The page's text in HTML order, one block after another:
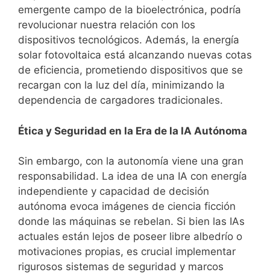
emergente campo de la bioelectrónica, podría
revolucionar nuestra relación con los
dispositivos tecnológicos. Además, la energía
solar fotovoltaica está alcanzando nuevas cotas
de eficiencia, prometiendo dispositivos que se
recargan con la luz del día, minimizando la
dependencia de cargadores tradicionales.
Ética y Seguridad en la Era de la IA Autónoma
Sin embargo, con la autonomía viene una gran
responsabilidad. La idea de una IA con energía
independiente y capacidad de decisión
autónoma evoca imágenes de ciencia ficción
donde las máquinas se rebelan. Si bien las IAs
actuales están lejos de poseer libre albedrío o
motivaciones propias, es crucial implementar
rigurosos sistemas de seguridad y marcos